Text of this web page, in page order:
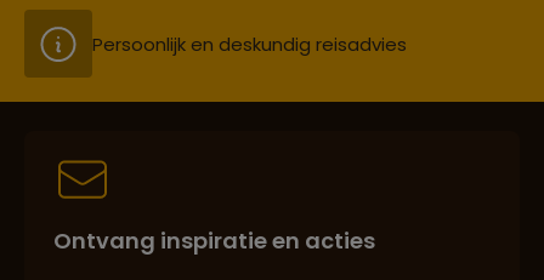
Persoonlijk en deskundig reisadvies
Best beoordeelde reisroutes
Ontvang inspiratie en acties